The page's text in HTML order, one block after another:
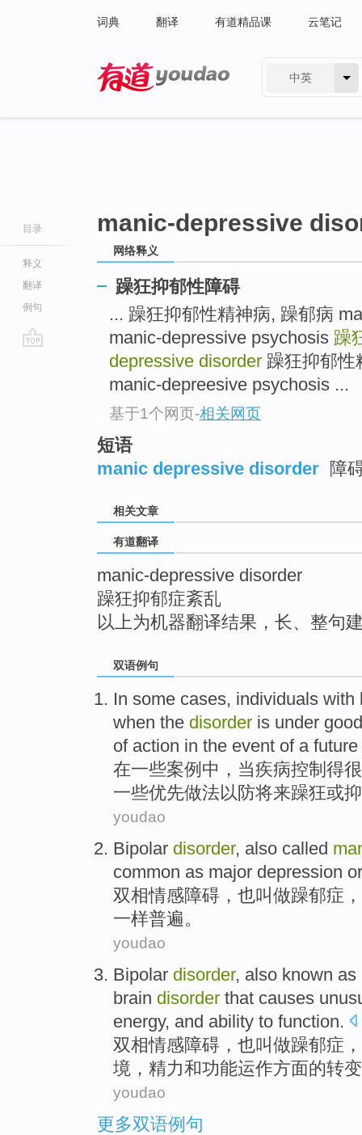
词典 翻译 有道精品课 云笔记
中英
目录
释义
翻译
例句
manic-depressive
网络释义
躁狂抑郁性障碍
... 躁狂抑郁性精神病, 躁郁病
manic-depressive psychosis 躁
depressive disorder 躁狂抑郁性
manic-depreesive psychosis ...
基于1个网页-相关网页
短语
manic depressive disorder 障
相关文章
有道翻译
manic-depressive disorder
躁狂抑郁症紊乱
以上为机器翻译结果，长、整句
双语例句
In some cases, individuals with
when the disorder is under good
of action in the event of a future
在一些案例 中， 当疾病控制 得
一些优先做法以防将来躁狂或
youdao
Bipolar disorder, also called
common as major depression or
双相情感障碍 ， 也叫做躁郁症 ，
一样普遍。
youdao
Bipolar disorder, also known as
brain disorder that causes
energy, and ability to function.
双相情感障碍 ， 也叫做躁郁症，
境 ， 精力和功能运作方面的转变
youdao
更多双语例句